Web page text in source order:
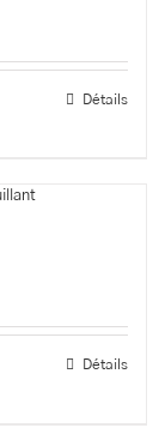
Détails
Détails